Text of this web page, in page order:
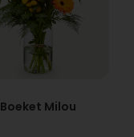
Boeket Milou